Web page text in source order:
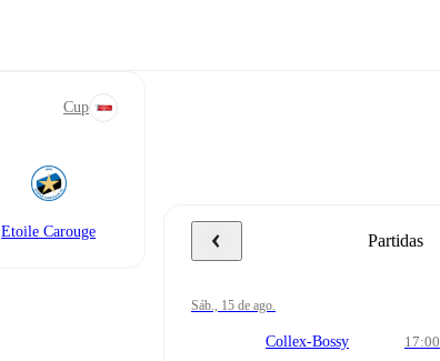
Cup
Etoile Carouge Partidas
sáb., 15 de ago.
Collex-Bossy 17:00